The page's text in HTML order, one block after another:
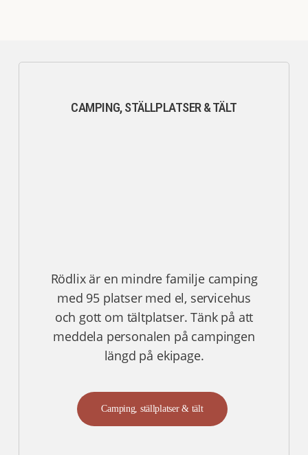
CAMPING, STÄLLPLATSER & TÄLT
Rödlix är en mindre familje camping
med 95 platser med el, servicehus
och gott om tältplatser. Tänk på att
meddela personalen på campingen
längd på ekipage.
Camping, ställplatser & tält